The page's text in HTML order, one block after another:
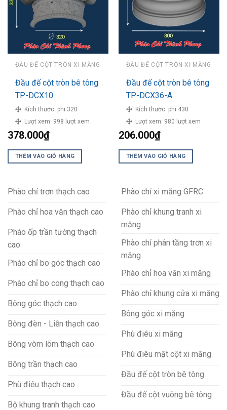
ĐẦU ĐẾ CỘT TRÒN XI MĂNG
Đầu đế cột tròn bê tông
TP-DCX10
Kích thước: phi 320
Lượt xem: 998 lượt xem
378.000₫
THÊM VÀO GIỎ HÀNG
ĐẦU ĐẾ CỘT TRÒN XI MĂNG
Đầu đế cột tròn bê tông
TP-DCX36-A
Kích thước: phi 430
Lượt xem: 980 lượt xem
206.000₫
THÊM VÀO GIỎ HÀNG
Phào chỉ trơn thạch cao
Phào chỉ hoa văn thạch cao
Phào ốp trần tường thạch
cao
Phào chỉ bo góc thạch cao
Phào chỉ bo cong thạch cao
Bông góc thạch cao
Bông đèn - Liễn thạch cao
Bông vòm lõm thạch cao
Bông trần thạch cao
Phù điêu thạch cao
Bộ khung tranh thạch cao
Phào chỉ xi măng GFRC
Phào chỉ khung tranh xi
măng
Phào chỉ phân tầng trơn xi
măng
Phào chỉ hoa văn xi măng
Phào chỉ khung cửa xi măng
Bông góc xi măng
Phù điêu xi măng
Phù điêu mặt cột xi măng
Đầu đế cột tròn bê tông
Đầu đế cột vuông bê tông